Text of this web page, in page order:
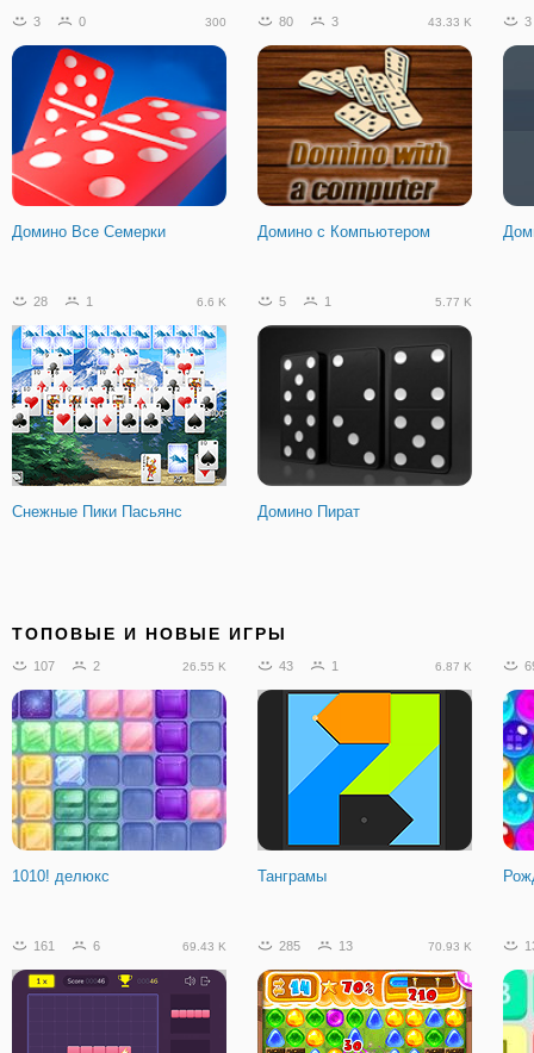
3 0 300
Домино Все Семерки
80 3 43.33 K
Домино с Компьютером
3
28 1 6.6 K
Снежные Пики Пасьянс
5 1 5.77 K
Домино Пират
ТОПОВЫЕ И НОВЫЕ ИГРЫ
107 2 26.55 K
1010! делюкс
43 1 6.87 K
Танграмы
161 6 69.43 K 285 13 70.93 K